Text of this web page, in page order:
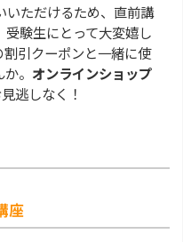
いただけるため、直前講
験生にとって大変嬉し
引クーポンと一緒に使
。 オンラインショップ
逃しなく！
座